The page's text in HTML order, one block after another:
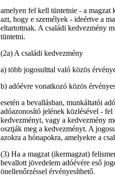
amelyen fel kell tüntetnie - a magzat
azt, hogy e személyek - ideértve a
eltartottnak. A családi kedvezmény
tüntetni.
(2a) A családi kedvezmény
a) több jogosulttal való közös
b) adóévre vonatkozó közös
esetén a bevallásban, munkáltatói
adóazonosító jelének közlésével -
kedvezményt, vagy a kedvezmény
osztják meg a kedvezményt. A
azokra a hónapokra, amelyekre a
(3) Ha a magzat (ikermagzat)
bevallott jövedelem adóévére eső
önellenőrzéssel érvényesíthető.